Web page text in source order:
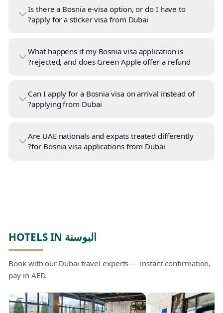
Is there a Bosnia e-visa option, or do I have to
apply for a sticker visa from Dubai?
What happens if my Bosnia visa application is
rejected, and does Green Apple offer a refund?
Can I apply for a Bosnia visa on arrival instead of
applying from Dubai?
Are UAE nationals and expats treated differently
for Bosnia visa applications from Dubai?
HOTELS IN البوسنة
Book with our Dubai travel experts — instant confirmation,
pay in AED.